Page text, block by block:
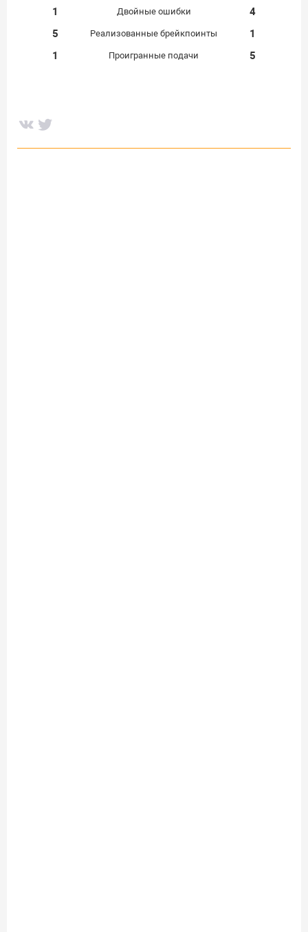
1
Двойные ошибки
4
5
Реализованные брейкпоинты
1
1
Проигранные подачи 5